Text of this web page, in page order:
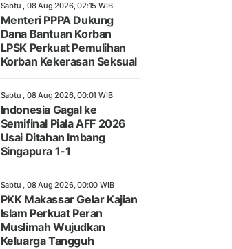
Sabtu , 08 Aug 2026, 02:15 WIB
Menteri PPPA Dukung
Dana Bantuan Korban
LPSK Perkuat Pemulihan
Korban Kekerasan Seksual
Sabtu , 08 Aug 2026, 00:01 WIB
Indonesia Gagal ke
Semifinal Piala AFF 2026
Usai Ditahan Imbang
Singapura 1-1
Sabtu , 08 Aug 2026, 00:00 WIB
PKK Makassar Gelar Kajian
Islam Perkuat Peran
Muslimah Wujudkan
Keluarga Tangguh